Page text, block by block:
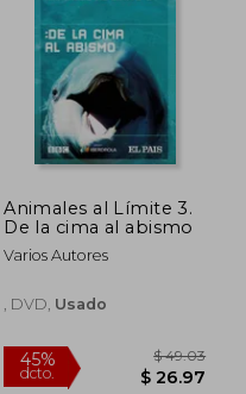
Animales al Límite 3.
De la cima al abismo
Varios Autores
, DVD, Usado